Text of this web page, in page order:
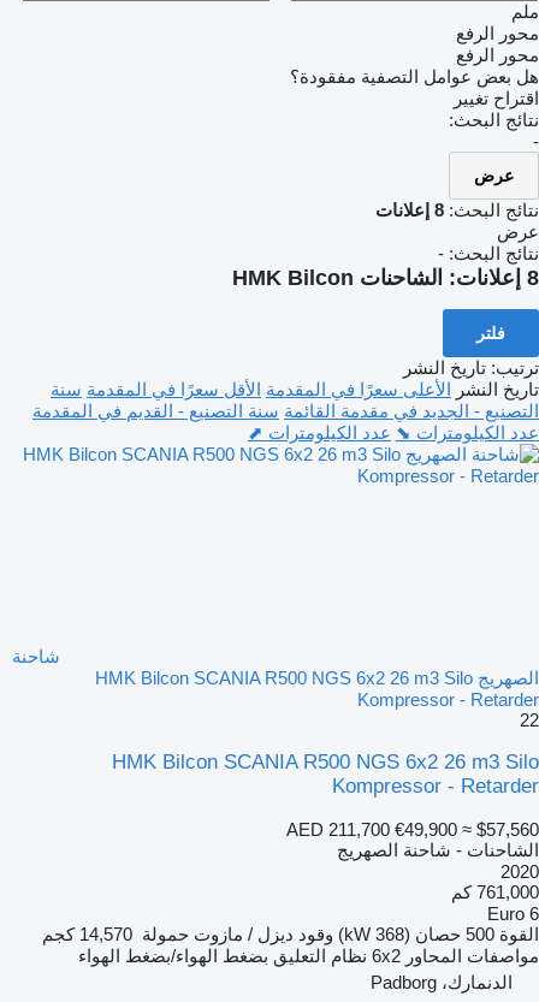
ملم
محور الرفع
محور الرفع
هل بعض عوامل التصفية مفقودة؟
اقتراح تغيير
نتائج البحث:
-
عرض
نتائج البحث: 8 إعلانات
عرض
نتائج البحث: -
8 إعلانات: الشاحنات HMK Bilcon
فلتر
ترتيب: تاريخ النشر
تاريخ النشر الأعلى سعرًا في المقدمة الأقل سعرًا في المقدمة سنة
التصنيع - الجديد في مقدمة القائمة سنة التصنيع - القديم في المقدمة
عدد الكيلومترات ⬊ عدد الكيلومترات ⬈
شاحنة
الصهريج HMK Bilcon SCANIA R500 NGS 6x2 26 m3 Silo
Kompressor - Retarder
22
HMK Bilcon SCANIA R500 NGS 6x2 26 m3 Silo
Kompressor - Retarder
AED 211,700 €49,900 ≈ $57,560
الشاحنات - شاحنة الصهريج
2020
761,000 كم
Euro 6
القوة 500 حصان (368 kW) وقود ديزل / مازوت حمولة 14,570 كجم
مواصفات المحاور 6x2 نظام التعليق بضغط الهواء/بضغط الهواء
الدنمارك، Padborg